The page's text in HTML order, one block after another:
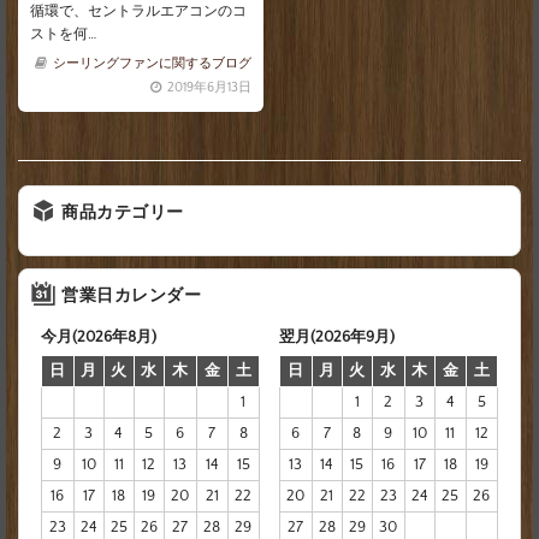
循環で、セントラルエアコンのコ
ストを何…
シーリングファンに関するブログ
2019年6月13日
商品カテゴリー
営業日カレンダー
今月(2026年8月)
日
月 火 水 木 金
土
1
2
3 4 5 6 7
8
9
10 11 12 13 14
15
16
17 18 19 20 21
22
23
24 25 26 27 28
29
翌月(2026年9月)
日
月 火 水 木 金
土
1
2 3 4
5
6
7 8 9 10 11
12
13
14 15 16 17 18
19
20
21 22 23 24 25
26
27
28 29 30